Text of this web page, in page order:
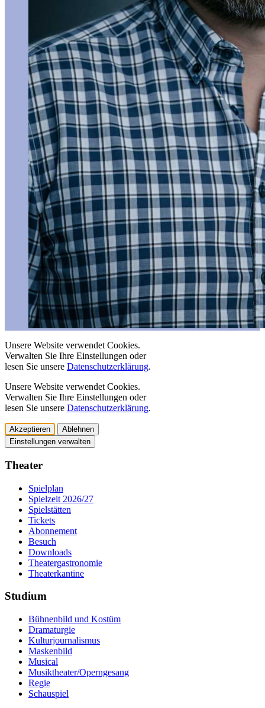
Unsere Website verwendet Cookies.
Verwalten Sie Ihre Einstellungen oder
lesen Sie unsere Datenschutzerklärung.
Unsere Website verwendet Cookies.
Verwalten Sie Ihre Einstellungen oder
lesen Sie unsere Datenschutzerklärung.
Akzeptieren
Ablehnen
Einstellungen verwalten
Theater
Spielplan
Spielzeit 2026/27
Spielstätten
Tickets
Abonnement
Besuch
Downloads
Theatergastronomie
Theaterkantine
Studium
Bühnenbild und Kostüm
Dramaturgie
Kulturjournalismus
Maskenbild
Musical
Musiktheater/­Operngesang
Regie
Schauspiel